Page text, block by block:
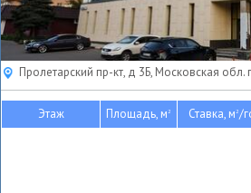
Пролетарский пр-кт, д 3Б, Московская
Этаж Площадь, м2 Ставка, м2/